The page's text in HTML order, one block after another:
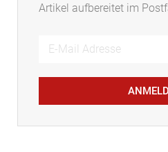
Artikel aufbereitet im